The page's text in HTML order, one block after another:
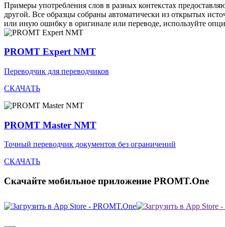
Примеры употребления слов в разных контекстах
другой. Все образцы собраны автоматически из открытых
или иную ошибку в оригинале или переводе, используйте
PROMT Expert NMT
Переводчик для переводчиков
СКАЧАТЬ
PROMT Master NMT
Точный переводчик документов без ограничений
СКАЧАТЬ
Скачайте мобильное приложение PROMT.One